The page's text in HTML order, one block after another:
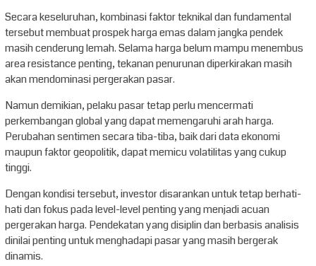
Secara keseluruhan, kombinasi faktor teknikal dan fundamental
tersebut membuat prospek harga emas dalam jangka pendek
masih cenderung lemah. Selama harga belum mampu menembus
area resistance penting, tekanan penurunan diperkirakan masih
akan mendominasi pergerakan pasar.
Namun demikian, pelaku pasar tetap perlu mencermati
perkembangan global yang dapat memengaruhi arah harga.
Perubahan sentimen secara tiba-tiba, baik dari data ekonomi
maupun faktor geopolitik, dapat memicu volatilitas yang cukup
tinggi.
Dengan kondisi tersebut, investor disarankan untuk tetap berhati-
hati dan fokus pada level-level penting yang menjadi acuan
pergerakan harga. Pendekatan yang disiplin dan berbasis analisis
dinilai penting untuk menghadapi pasar yang masih bergerak
dinamis.